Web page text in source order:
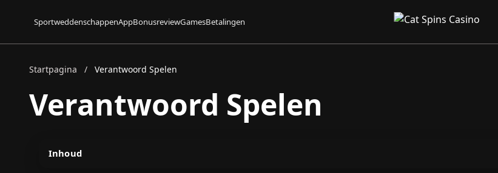
SportweddenschappenAppBonusreviewGamesBetalingen
Startpagina / Verantwoord Spelen
Verantwoord Spelen
Inhoud